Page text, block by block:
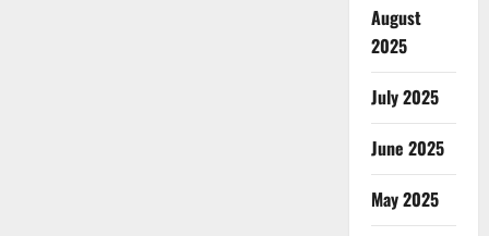
August
2025
July 2025
June 2025
May 2025